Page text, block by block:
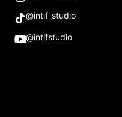
@intif_studio
@intifstudio